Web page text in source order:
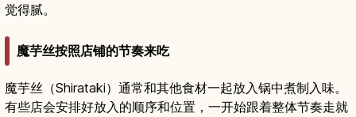
觉得腻。
魔芋丝按照店铺的节奏来吃
魔芋丝（Shirataki）通常和其他食材一起放入锅中煮制入味。
有些店会安排好放入的顺序和位置，一开始跟着整体节奏走就